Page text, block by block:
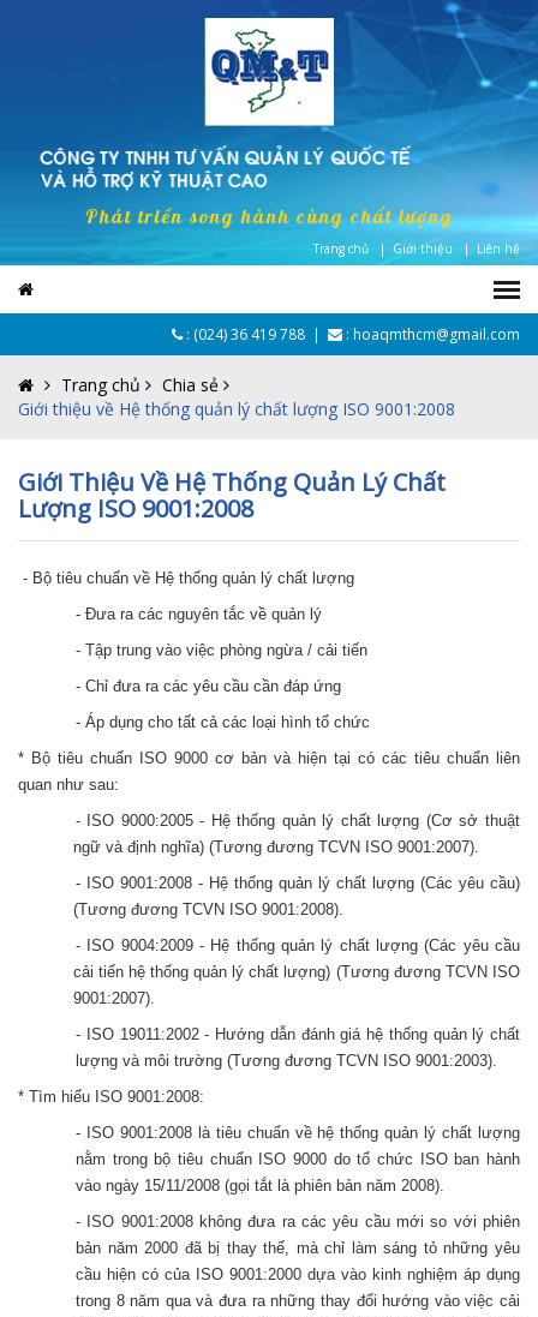
Phát triển song hành cùng chất lượng
Trang chủ | Giới thiệu | Liên hệ
: (024) 36 419 788 | : hoaqmthcm@gmail.com
Trang chủ
Chia sẻ
Giới thiệu về Hệ thống quản lý chất lượng ISO 9001:2008
Giới Thiệu Về Hệ Thống Quản Lý Chất
Lượng ISO 9001:2008
- Bộ tiêu chuẩn về Hệ thống quản lý chất lượng
- Đưa ra các nguyên tắc về quản lý
- Tập trung vào việc phòng ngừa / cải tiến
- Chỉ đưa ra các yêu cầu cần đáp ứng
- Áp dụng cho tất cả các loại hình tổ chức
* Bộ tiêu chuẩn ISO 9000 cơ bản và hiện tại có các tiêu chuẩn liên
quan như sau:
- ISO 9000:2005 - Hệ thống quản lý chất lượng (Cơ sở thuật
ngữ và định nghĩa) (Tương đương TCVN ISO 9001:2007).
- ISO 9001:2008 - Hệ thống quản lý chất lượng (Các yêu cầu)
(Tương đương TCVN ISO 9001:2008).
- ISO 9004:2009 - Hệ thống quản lý chất lượng (Các yêu cầu
cải tiến hệ thống quản lý chất lượng) (Tương đương TCVN ISO
9001:2007).
- ISO 19011:2002 - Hướng dẫn đánh giá hệ thống quản lý chất
lượng và môi trường (Tương đương TCVN ISO 9001:2003).
* Tìm hiểu ISO 9001:2008:
- ISO 9001:2008 là tiêu chuẩn về hệ thống quản lý chất lượng
nằm trong bộ tiêu chuẩn ISO 9000 do tổ chức ISO ban hành
vào ngày 15/11/2008 (gọi tắt là phiên bản năm 2008).
- ISO 9001:2008 không đưa ra các yêu cầu mới so với phiên
bản năm 2000 đã bị thay thế, mà chỉ làm sáng tỏ những yêu
cầu hiện có của ISO 9001:2000 dựa vào kinh nghiệm áp dụng
trong 8 năm qua và đưa ra những thay đổi hướng vào việc cải